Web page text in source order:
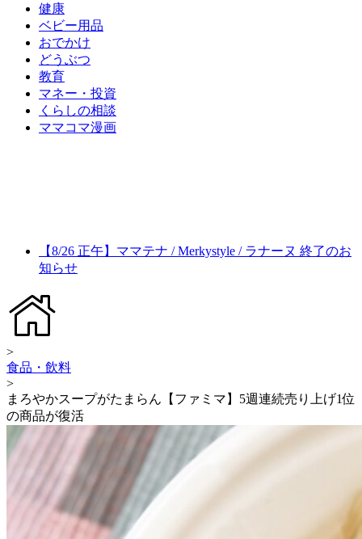
健康
ベビー用品
おでかけ
どうぶつ
教育
マネー・投資
くらしの相談
ママコマ漫画
【8/26 正午】ママテナ / Merkystyle / ラナーヌ 終了のお
知らせ
>
食品・飲料
>
まろやかスープがたまらん【ファミマ】5週連続売り上げ1位
の商品が復活